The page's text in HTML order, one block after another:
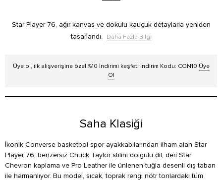
Star Player 76, ağır kanvas ve dokulu kauçuk detaylarla yeniden
tasarlandı.
Daha Fazla Bilgi
Üye ol, ilk alışverişine özel %10 İndirimi keşfet! İndirim Kodu: CON10 Üye
Ol
Saha Klasiği
İkonik Converse basketbol spor ayakkabılarından ilham alan Star
Player 76, benzersiz Chuck Taylor stilini dolgulu dil, deri Star
Chevron kaplama ve Pro Leather ile ünlenen tuğla desenli dış taban
ile harmanlıyor. Bu model, sıcak, toprak rengi nötr tonlardaki tüm